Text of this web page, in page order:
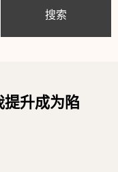
搜索
升成为陷